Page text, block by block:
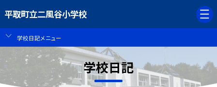
平取町立二風谷小学校
学校日記メニュー
学校日記